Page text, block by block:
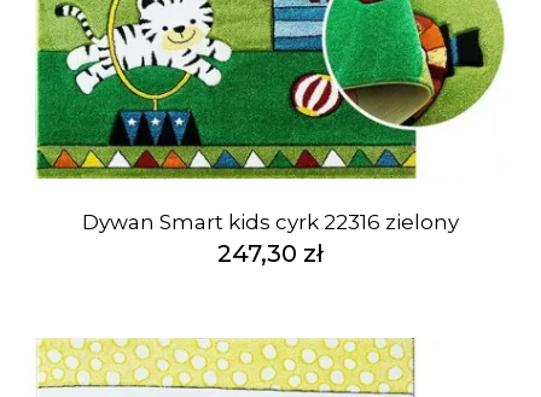
Dywan Smart kids cyrk 22316 zielony
247,30 zł